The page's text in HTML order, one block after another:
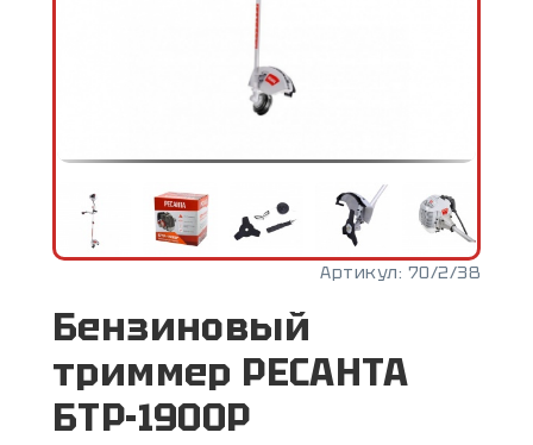
Артикул: 70/2/38
Бензиновый
триммер РЕСАНТА
БТР-1900Р